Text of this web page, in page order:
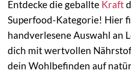
Entdecke die geballte Kraft
Superfood-Kategorie! Hier
handverlesene Auswahl an
dich mit wertvollen
dein Wohlbefinden auf